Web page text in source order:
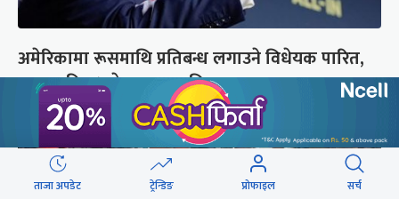
अमेरिकामा रूसमाथि प्रतिबन्ध लगाउने विधेयक पारित,
भारतसहित ५ देशमा शतप्रतिशत भन्सार शुल्क
ताजा अपडेट ट्रेन्डिङ प्रोफाइल सर्च